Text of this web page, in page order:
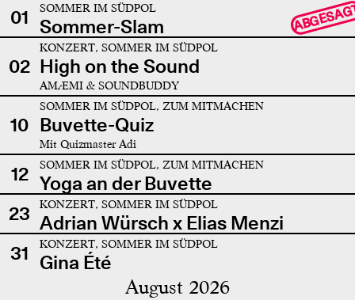
01 SOMMER IM SÜDPOL
Sommer-Slam
02
KONZERT, SOMMER IM SÜDPOL
High on the Sound
AMÆMI & SOUNDBUDDY
10
SOMMER IM SÜDPOL, ZUM MITMACHEN
Buvette-Quiz
Mit Quizmaster Adi
12 SOMMER IM SÜDPOL, ZUM MITMACHEN
Yoga an der Buvette
23
KONZERT, SOMMER IM SÜDPOL
Adrian Würsch x Elias Menzi
31
KONZERT, SOMMER IM SÜDPOL
Gina Été
August 2026